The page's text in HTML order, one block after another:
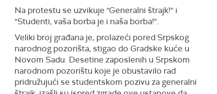
Na protestu se uzvikuje "Generalni štrajk!" i
"Studenti, vaša borba je i naša borba!".
Veliki broj građana je, prolazeći pored Srpskog
narodnog pozorišta, stigao do Gradske kuće u
Novom Sadu. Desetine zaposlenih u Srpskom
narodnom pozorištu koje je obustavilo rad
pridružujući se studentskom pozivu za generalni